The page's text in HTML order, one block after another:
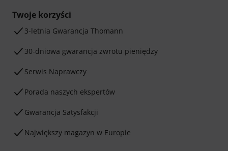
Twoje korzyści
3-letnia Gwarancja Thomann
30-dniowa gwarancja zwrotu pieniędzy
Serwis Naprawczy
Porada naszych ekspertów
Gwarancja Satysfakcji
Największy magazyn w Europie